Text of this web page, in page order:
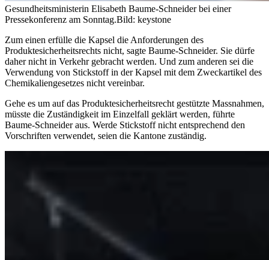
Gesundheitsministerin Elisabeth Baume-Schneider bei einer
Pressekonferenz am Sonntag.Bild: keystone
Zum einen erfülle die Kapsel die Anforderungen des
Produktesicherheitsrechts nicht, sagte Baume-Schneider. Sie dürfe
daher nicht in Verkehr gebracht werden. Und zum anderen sei die
Verwendung von Stickstoff in der Kapsel mit dem Zweckartikel des
Chemikaliengesetzes nicht vereinbar.
Gehe es um auf das Produktesicherheitsrecht gestützte Massnahmen,
müsste die Zuständigkeit im Einzelfall geklärt werden, führte
Baume-Schneider aus. Werde Stickstoff nicht entsprechend den
Vorschriften verwendet, seien die Kantone zuständig.